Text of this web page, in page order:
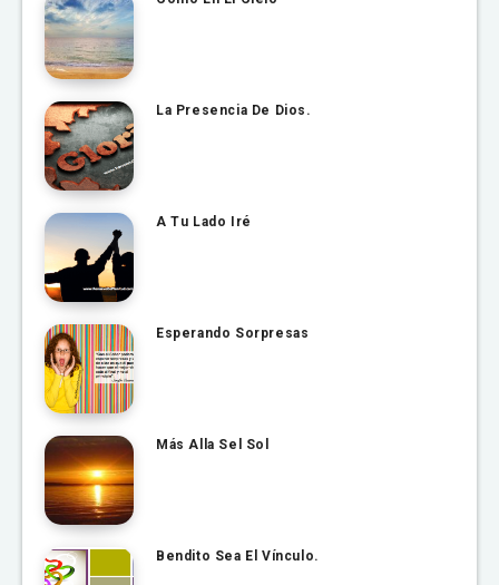
La Presencia De Dios.
A Tu Lado Iré
Esperando Sorpresas
Más Alla Sel Sol
Bendito Sea El Vínculo.